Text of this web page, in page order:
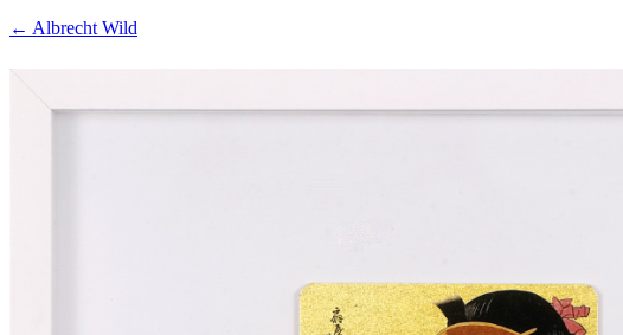
← Albrecht Wild